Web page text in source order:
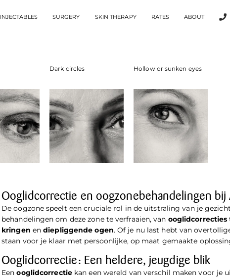
INJECTABLES SURGERY SKIN THERAPY RATES ABOUT
Dark circles Hollow or sunken eyes
Ooglidcorrectie en oogzonebehandelingen bij
De oogzone speelt een cruciale rol in de uitstraling van je
behandelingen om deze zone te verfraaien, van ooglidcorrecties
kringen endiepliggende ogen. Of je nu last hebt van
staan voor je klaar met persoonlijke, op maat gemaakte
Ooglidcorrectie: Een heldere, jeugdige blik
Eenooglidcorrectiekan een wereld van verschil maken voor je